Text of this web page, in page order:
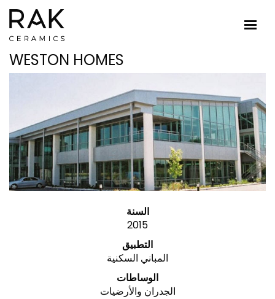
WESTON HOMES
السنة
2015
التطبيق
المباني السكنية
الوساطات
الجدران والأرضيات